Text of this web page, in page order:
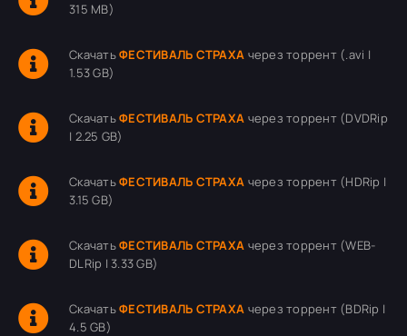
315 MB)
СкачатьФЕСТИВАЛЬ СТРАХА через торрент (.avi |
1.53 GB)
СкачатьФЕСТИВАЛЬ СТРАХА через торрент (DVDRip
| 2.25 GB)
СкачатьФЕСТИВАЛЬ СТРАХА через торрент (HDRip |
3.15 GB)
СкачатьФЕСТИВАЛЬ СТРАХА через торрент (WEB-
DLRip | 3.33 GB)
СкачатьФЕСТИВАЛЬ СТРАХА через торрент (BDRip |
4.5 GB)